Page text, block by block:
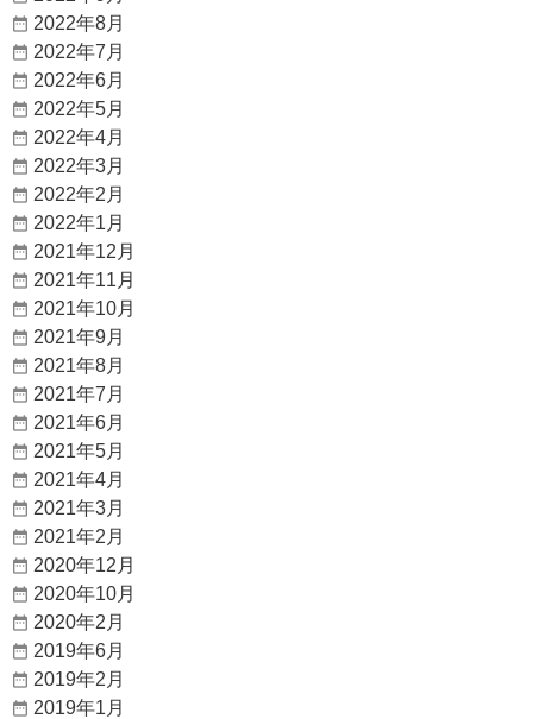
2022年8月
2022年7月
2022年6月
2022年5月
2022年4月
2022年3月
2022年2月
2022年1月
2021年12月
2021年11月
2021年10月
2021年9月
2021年8月
2021年7月
2021年6月
2021年5月
2021年4月
2021年3月
2021年2月
2020年12月
2020年10月
2020年2月
2019年6月
2019年2月
2019年1月